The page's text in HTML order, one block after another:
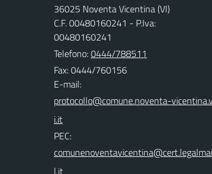
36025 Noventa Vicentina (VI)
C.F. 00480160241 - P.Iva:
00480160241
Telefono:0444/788511
Fax: 0444/760156
E-mail:
PEC: